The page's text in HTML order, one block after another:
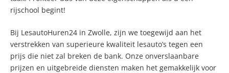
rijschool begint!
Bij LesautoHuren24 in Zwolle, zijn we toegewijd aan het
verstrekken van superieure kwaliteit lesauto’s tegen een
prijs die niet zal breken de bank. Onze onverslaanbare
prijzen en uitgebreide diensten maken het gemakkelijk voor